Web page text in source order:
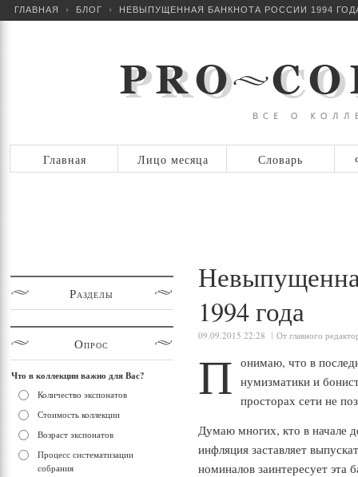
ГЛАВНАЯ БЛОГ НЕВЫПУЩЕННАЯ БАНКНОТА РОССИИ 1994
Главная Лицо месяца Словарь
1994 года
09.09.2015 22:28 От главного
П онимаю, что в
нумизматики и
просторах сети не
Думаю многих, кто в начале
инфляция заставляет
номиналов заинтересует эта
Разделы
Опрос
Что в коллекции важно для Вас?
Количество экспонатов
Стоимость коллекции
Возраст экспонатов
Процесс систематизации
собрания